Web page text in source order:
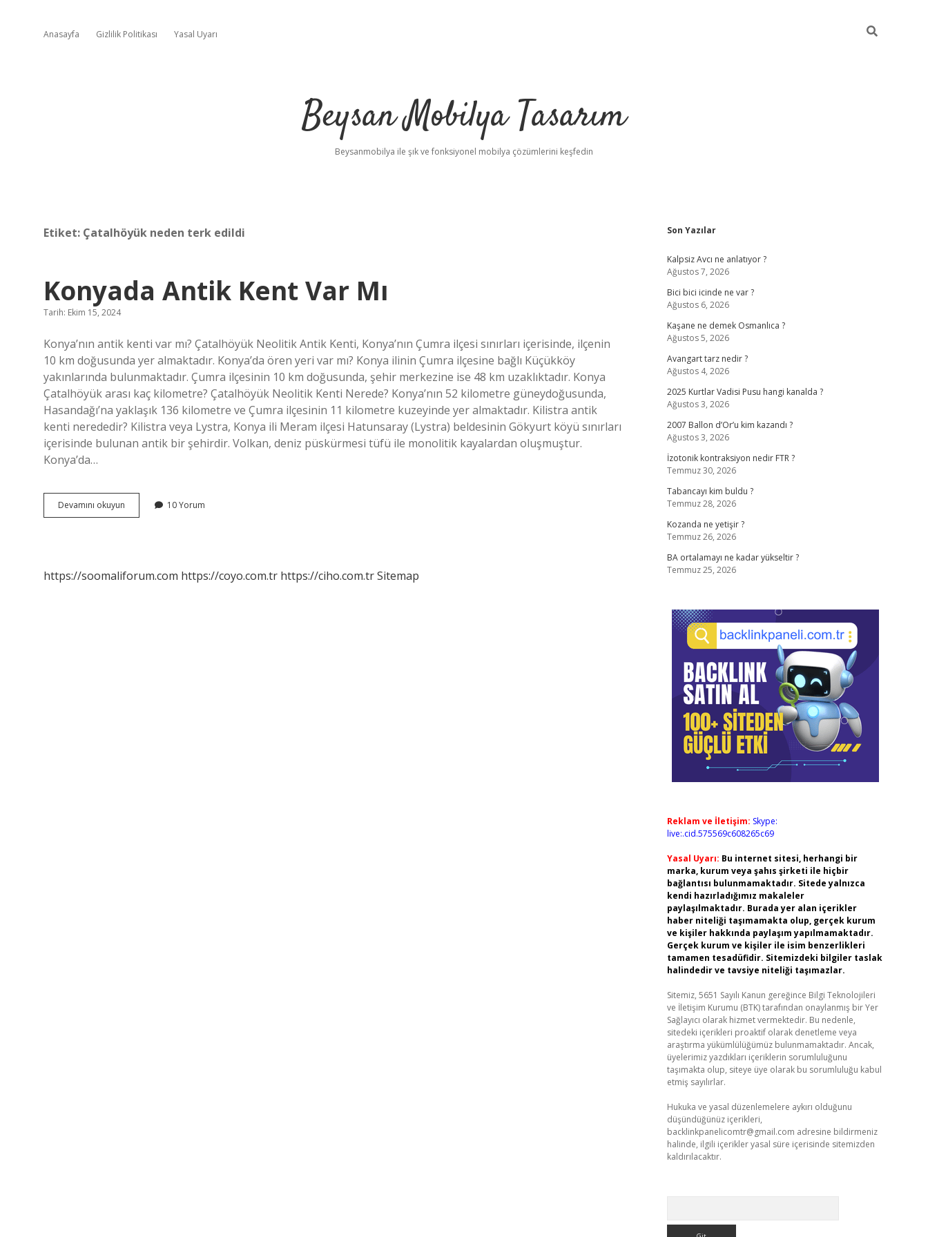
Anasayfa Gizlilik Politikası Yasal Uyarı
Beysan Mobilya Tasarım
Beysanmobilya ile şık ve fonksiyonel mobilya çözümlerini keşfedin
Etiket: Çatalhöyük neden terk edildi
Konyada Antik Kent Var Mı
Tarih: Ekim 15, 2024
Konya’nın antik kenti var mı? Çatalhöyük Neolitik Antik Kenti, Konya’nın Çumra ilçesi sınırları içerisinde, ilçenin
10 km doğusunda yer almaktadır. Konya’da ören yeri var mı? Konya ilinin Çumra ilçesine bağlı Küçükköy
yakınlarında bulunmaktadır. Çumra ilçesinin 10 km doğusunda, şehir merkezine ise 48 km uzaklıktadır. Konya
Çatalhöyük arası kaç kilometre? Çatalhöyük Neolitik Kenti Nerede? Konya’nın 52 kilometre güneydoğusunda,
Hasandağı’na yaklaşık 136 kilometre ve Çumra ilçesinin 11 kilometre kuzeyinde yer almaktadır. Kilistra antik
kenti nerededir? Kilistra veya Lystra, Konya ili Meram ilçesi Hatunsaray (Lystra) beldesinin Gökyurt köyü sınırları
içerisinde bulunan antik bir şehirdir. Volkan, deniz püskürmesi tüfü ile monolitik kayalardan oluşmuştur.
Konya’da…
Devamını okuyun Konyada
Antik
10 Yorum
https://soomaliforum.com https://coyo.com.tr https://ciho.com.trSitemap
Sidebar
Son Yazılar
Kalpsiz Avcı ne anlatıyor ?
Ağustos 7, 2026
Bici bici icinde ne var ?
Ağustos 6, 2026
Kaşane ne demek Osmanlıca ?
Ağustos 5, 2026
Avangart tarz nedir ?
Ağustos 4, 2026
2025 Kurtlar Vadisi Pusu hangi kanalda ?
Ağustos 3, 2026
2007 Ballon d’Or’u kim kazandı ?
Ağustos 3, 2026
İzotonik kontraksiyon nedir FTR ?
Temmuz 30, 2026
Tabancayı kim buldu ?
Temmuz 28, 2026
Kozanda ne yetişir ?
Temmuz 26, 2026
BA ortalamayı ne kadar yükseltir ?
Temmuz 25, 2026
Reklam ve İletişim: Skype:
live:.cid.575569c608265c69
Yasal Uyarı: Bu internet sitesi, herhangi bir
marka, kurum veya şahıs şirketi ile hiçbir
bağlantısı bulunmamaktadır. Sitede yalnızca
kendi hazırladığımız makaleler
paylaşılmaktadır. Burada yer alan içerikler
haber niteliği taşımamakta olup, gerçek kurum
ve kişiler hakkında paylaşım yapılmamaktadır.
Gerçek kurum ve kişiler ile isim benzerlikleri
tamamen tesadüfidir. Sitemizdeki bilgiler taslak
halindedir ve tavsiye niteliği taşımazlar.
Sitemiz, 5651 Sayılı Kanun gereğince Bilgi Teknolojileri
ve İletişim Kurumu (BTK) tarafından onaylanmış bir Yer
Sağlayıcı olarak hizmet vermektedir. Bu nedenle,
sitedeki içerikleri proaktif olarak denetleme veya
araştırma yükümlülüğümüz bulunmamaktadır. Ancak,
üyelerimiz yazdıkları içeriklerin sorumluluğunu
taşımakta olup, siteye üye olarak bu sorumluluğu kabul
etmiş sayılırlar.
Hukuka ve yasal düzenlemelere aykırı olduğunu
düşündüğünüz içerikleri,
backlinkpanelicomtr@gmail.com adresine bildirmeniz
halinde, ilgili içerikler yasal süre içerisinde sitemizden
kaldırılacaktır.